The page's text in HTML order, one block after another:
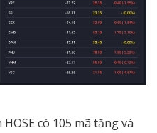
có 105 mã tăng và